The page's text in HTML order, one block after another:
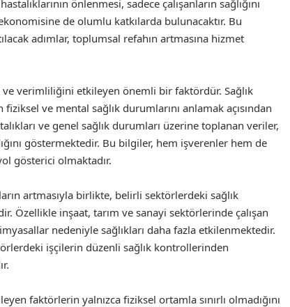
önlenmesi, sadece çalışanların sağlığını
de olumlu katkılarda bulunacaktır. Bu
adımlar, toplumsal refahın artmasına hizmet
ve verimliliğini etkileyen önemli bir faktördür. Sağlık
ve mental sağlık durumlarını anlamak açısından
ve genel sağlık durumları üzerine toplanan veriler,
göstermektedir. Bu bilgiler, hem işverenler hem de
gösterici olmaktadır.
artmasıyla birlikte, belirli sektörlerdeki sağlık
Özellikle inşaat, tarım ve sanayi sektörlerinde çalışan
nedeniyle sağlıkları daha fazla etkilenmektedir.
işçilerin düzenli sağlık kontrollerinden
faktörlerin yalnızca fiziksel ortamla sınırlı olmadığını